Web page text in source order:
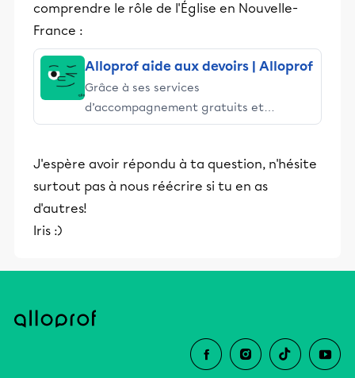
comprendre le rôle de l'Église en Nouvelle-
France :
Alloprof aide aux devoirs | Alloprof
Grâce à ses services
d’accompagnement gratuits et
stimulants, Alloprof engage les élèves
éducative.
J'espère avoir répondu à ta question, n'hésite
surtout pas à nous réécrire si tu en as
d'autres!
Iris :)